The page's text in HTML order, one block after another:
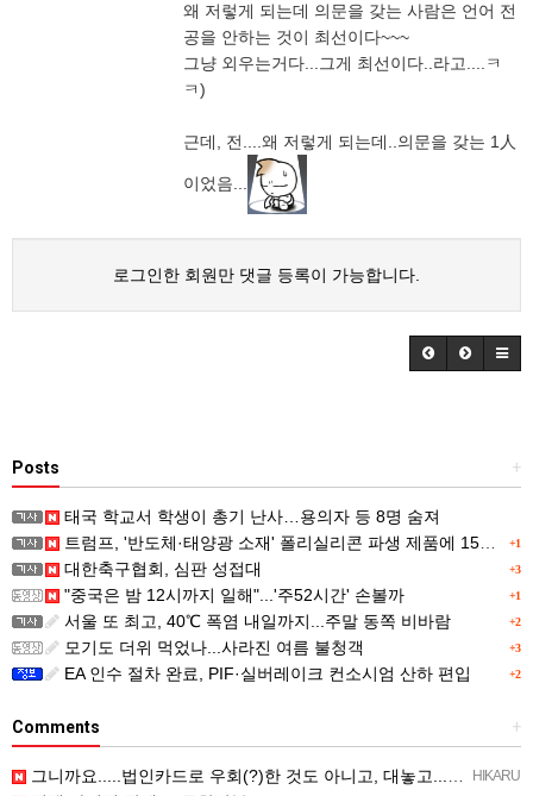
왜 저렇게 되는데 의문을 갖는 사람은 언어 전
공을 안하는 것이 최선이다~~~
그냥 외우는거다...그게 최선이다..라고....ㅋ
ㅋ)
근데, 전....왜 저렇게 되는데..의문을 갖는 1人
이었음...
로그인한 회원만 댓글 등록이 가능합니다.
+
Posts
태국 학교서 학생이 총기 난사…용의자 등 8명 숨져
+1
트럼프, '반도체·태양광 소재' 폴리실리콘 파생 제품에 15% 관세...한국 기업도 영향
+3
대한축구협회, 심판 성접대
+1
"중국은 밤 12시까지 일해"...'주52시간' 손볼까
+2
서울 또 최고, 40℃ 폭염 내일까지...주말 동쪽 비바람
+3
모기도 더위 먹었나...사라진 여름 불청객
+2
EA 인수 절차 완료, PIF·실버레이크 컨소시엄 산하 편입
+
Comments
HIKARU
그니까요.....법인카드로 우회(?)한 것도 아니고, 대놓고...ㅋ ㅋ)